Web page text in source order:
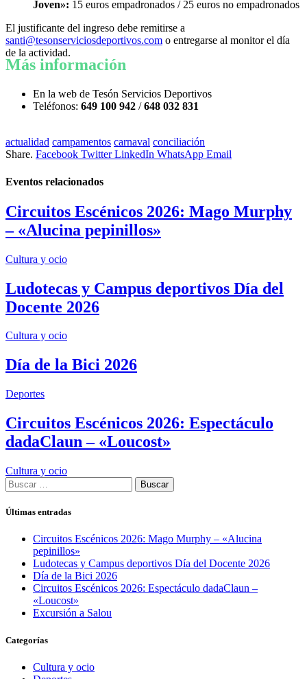
Joven»: 15 euros empadronados / 25 euros no empadronados
El justificante del ingreso debe remitirse a
santi@tesonserviciosdeportivos.com o entregarse al monitor el día
de la actividad.
Más información
En la web de Tesón Servicios Deportivos
Teléfonos: 649 100 942 /648 032 831
actualidad campamentos carnaval conciliación
Share. Facebook Twitter LinkedIn WhatsApp Email
Eventos relacionados
Circuitos Escénicos 2026: Mago Murphy
– «Alucina pepinillos»
Cultura y ocio
Ludotecas y Campus deportivos Día del
Docente 2026
Cultura y ocio
Día de la Bici 2026
Deportes
Circuitos Escénicos 2026: Espectáculo
dadaClaun – «Loucost»
Cultura y ocio
Buscar:
Últimas entradas
Circuitos Escénicos 2026: Mago Murphy – «Alucina
pepinillos»
Ludotecas y Campus deportivos Día del Docente 2026
Día de la Bici 2026
Circuitos Escénicos 2026: Espectáculo dadaClaun –
«Loucost»
Excursión a Salou
Categorías
Cultura y ocio